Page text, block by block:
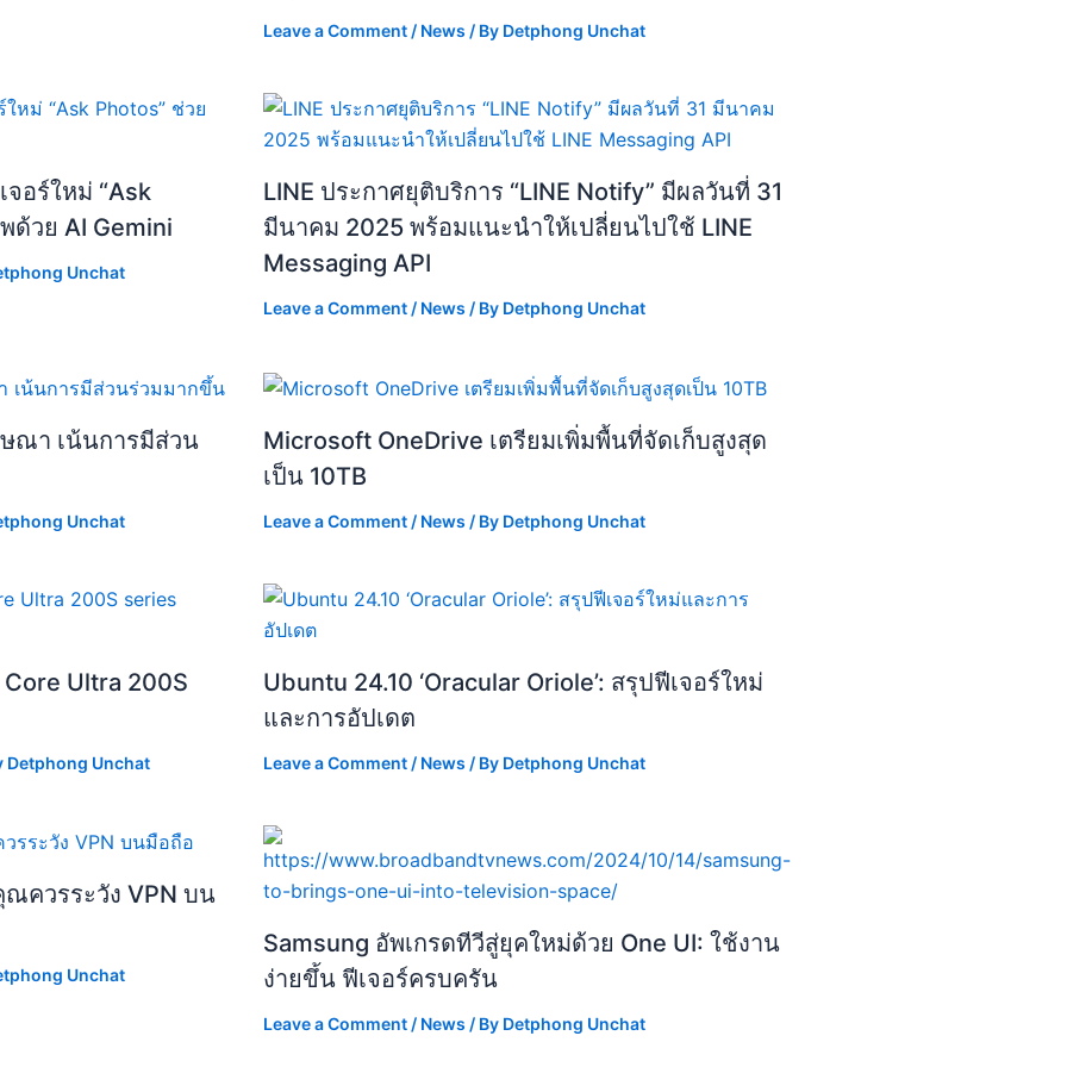
Leave a Comment / News / By Detphong Unchat
อร์ใหม่ “Ask
ด้วย AI Gemini
Unchat
LINE ประกาศยุติบริการ “LINE Notify” มีผลวันที่ 31
มีนาคม 2025 พร้อมแนะนำให้เปลี่ยนไปใช้ LINE
Messaging API
Leave a Comment / News / By Detphong Unchat
ณา เน้นการมีส่วน
Unchat
Microsoft OneDrive เตรียมเพิ่มพื้นที่จัดเก็บสูงสุด
เป็น 10TB
Leave a Comment / News / By Detphong Unchat
Core Ultra 200S
Detphong Unchat
Ubuntu 24.10 ‘Oracular Oriole’: สรุปฟีเจอร์ใหม่
และการอัปเดต
Leave a Comment / News / By Detphong Unchat
ควรระวัง VPN บน
Unchat
Samsung อัพเกรดทีวีสู่ยุคใหม่ด้วย One UI: ใช้งาน
ง่ายขึ้น ฟีเจอร์ครบครัน
Leave a Comment / News / By Detphong Unchat